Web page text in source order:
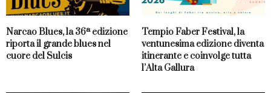
Narcao Blues, la 36ª edizione
riporta il grande blues nel
cuore del Sulcis
Tempio Faber Festival, la
ventunesima edizione diventa
itinerante e coinvolge tutta
l’Alta Gallura